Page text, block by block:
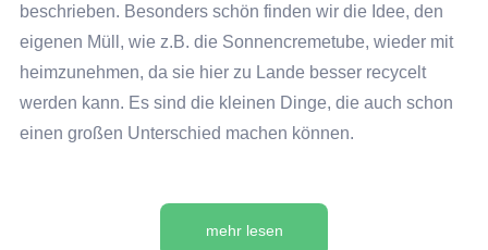
beschrieben. Besonders schön finden wir die Idee, den
eigenen Müll, wie z.B. die Sonnencremetube, wieder mit
heimzunehmen, da sie hier zu Lande besser recycelt
werden kann. Es sind die kleinen Dinge, die auch schon
einen großen Unterschied machen können.
Servicelevels, Schnorchel- & Tauchmöglichkeiten, der
Qualität der Speisen & Getränke, Sauberkeit & Komforts
mehr lesen